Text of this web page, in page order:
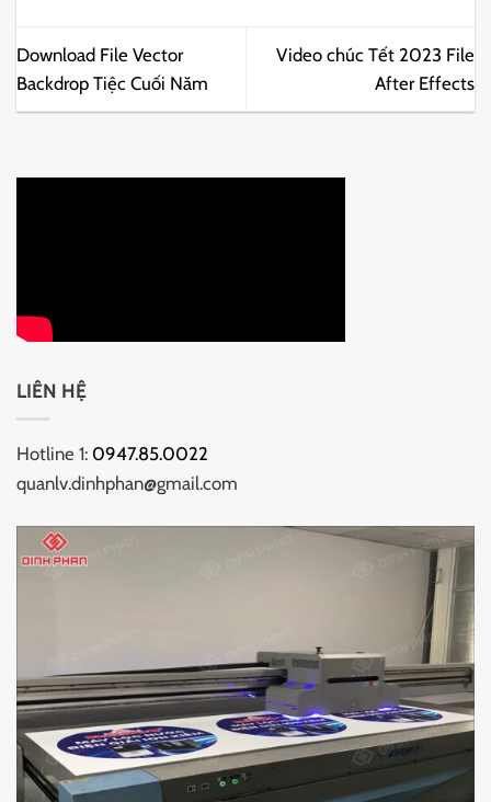
Download File Vector
Backdrop Tiệc Cuối Năm
Video chúc Tết 2023 File
After Effects
LIÊN HỆ
Hotline 1: 0947.85.0022
quanlv.dinhphan@gmail.com